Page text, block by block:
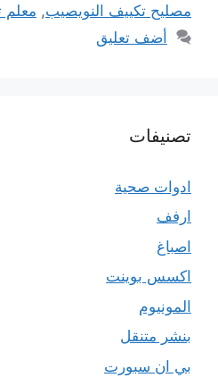
مصليح تكييف النويصيب, معلم
أضف تعليق
تصنيفات
ادوات صحية
ارفف
اصباغ
اكسس بوينت
المونيوم
بنشر متنقل
بي ان سبورت